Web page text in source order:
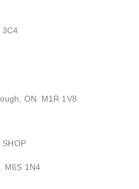
3C4
ON. M1R 1V8
SHOP
M6S 1N4